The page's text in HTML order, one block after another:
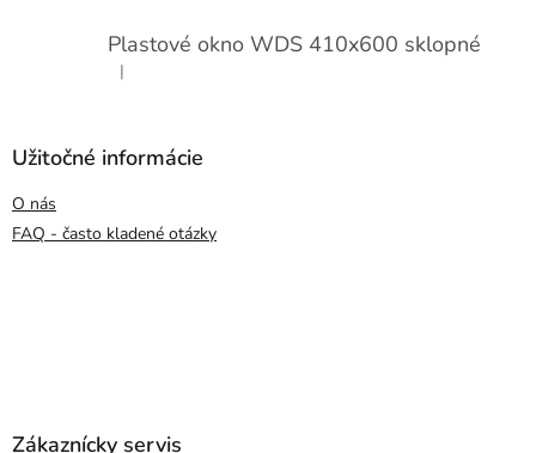
Plastové okno WDS 410x600 sklopné
Hodnotenie produktu je 5 z 5 hviezdičiek.
|
Užitočné informácie
O nás
FAQ - často kladené otázky
Zákaznícky servis